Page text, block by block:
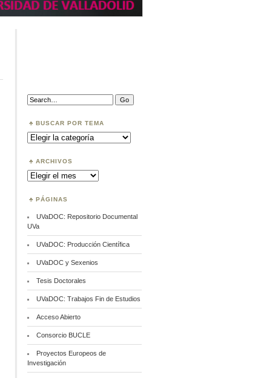
Search:
BUSCAR POR TEMA
Buscar
por
ARCHIVOS
Archivos
PÁGINAS
UVaDOC: Repositorio Documental
UVa
UVaDOC: Producción Científica
UVaDOC y Sexenios
Tesis Doctorales
UVaDOC: Trabajos Fin de Estudios
Acceso Abierto
Consorcio BUCLE
Proyectos Europeos de
Investigación